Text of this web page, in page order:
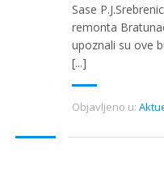
Sase
remonta
upoznali su ove
[...]
Objavljeno u: